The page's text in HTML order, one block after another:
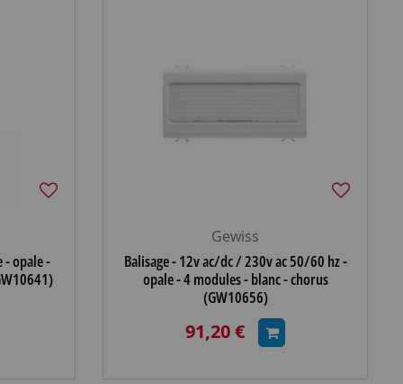
- opale -
Gewiss
Balisage - 12v ac/dc / 230v ac 50/60 hz -
opale - 4 modules - blanc - chorus
(GW10656)
91,20 €